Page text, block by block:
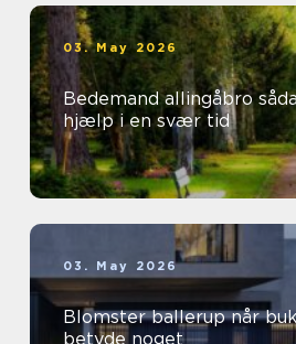
03. May 2026
Bedemand allingåbro sådan får du tryg
hjælp i en svær tid
03. May 2026
Blomster ballerup når buketten skal
betyde noget